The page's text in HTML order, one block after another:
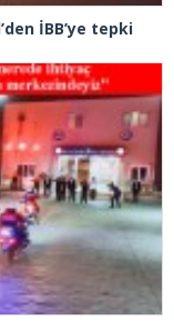
İBB’ye tepki